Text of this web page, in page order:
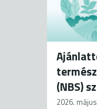
(NBS)
2026.